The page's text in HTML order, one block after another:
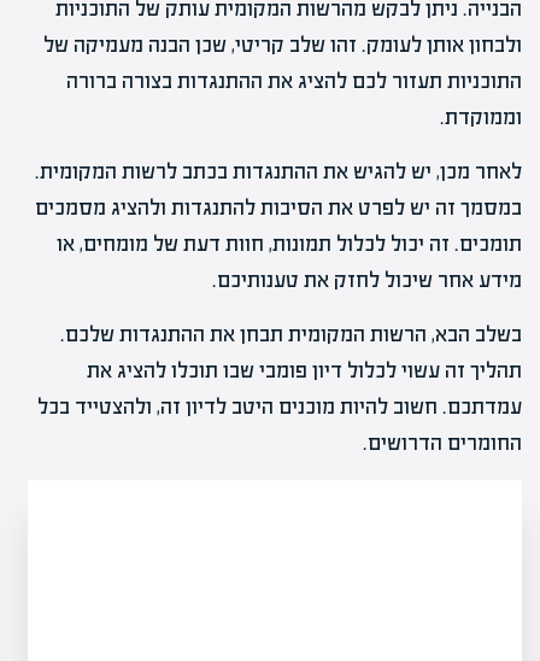
הבנייה. ניתן לבקש מהרשות המקומית עותק של התוכניות
ולבחון אותן לעומק. זהו שלב קריטי, שכן הבנה מעמיקה של
התוכניות תעזור לכם להציג את ההתנגדות בצורה ברורה
וממוקדת.
לאחר מכן, יש להגיש את ההתנגדות בכתב לרשות המקומית.
במסמך זה יש לפרט את הסיבות להתנגדות ולהציג מסמכים
תומכים. זה יכול לכלול תמונות, חוות דעת של מומחים, או
מידע אחר שיכול לחזק את טענותיכם.
בשלב הבא, הרשות המקומית תבחן את ההתנגדות שלכם.
תהליך זה עשוי לכלול דיון פומבי שבו תוכלו להציג את
עמדתכם. חשוב להיות מוכנים היטב לדיון זה, ולהצטייד בכל
החומרים הדרושים.